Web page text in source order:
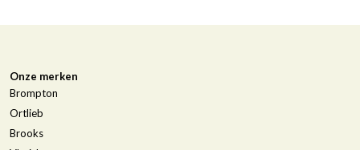
Onze merken
Brompton
Ortlieb
Brooks